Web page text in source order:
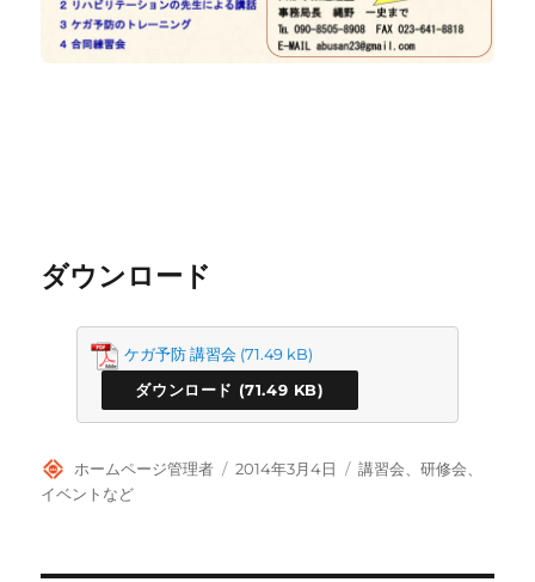
ダウンロード
ケガ予防 講習会
ダウンロード
投
稿
ホームページ管理者
投
2014年3月4日
カ
講習会、研修会、
イベントなど